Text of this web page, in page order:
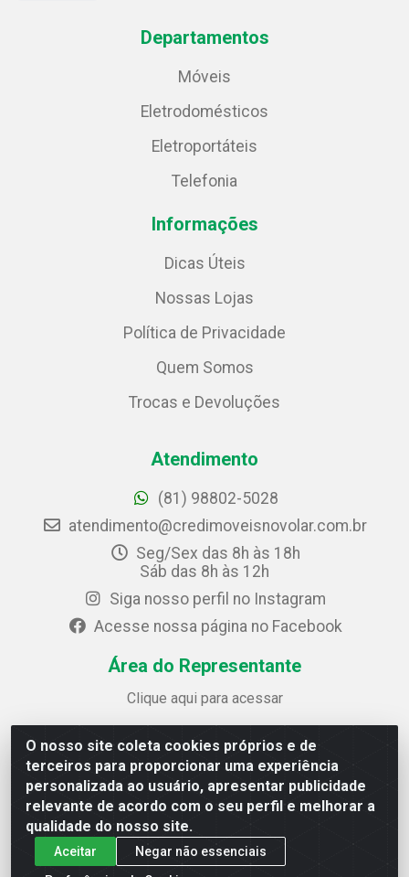
O nosso site coleta cookies próprios e de
terceiros para proporcionar uma experiência
personalizada ao usuário, apresentar publicidade
relevante de acordo com o seu perfil e melhorar a
qualidade do nosso site.
Aceitar
Negar não essenciais
Departamentos
Móveis
Eletrodomésticos
Eletroportáteis
Telefonia
Informações
Dicas Úteis
Nossas Lojas
Política de Privacidade
Quem Somos
Trocas e Devoluções
Atendimento
(81) 98802-5028
atendimento@credimoveisnovolar.com.br
Seg/Sex das 8h às 18h
Sáb das 8h às 12h
Siga nosso perfil no Instagram
Acesse nossa página no Facebook
Área do Representante
Clique aqui para acessar
Credimóveis Novolar Ltda
Rua José Alves Bezerra, 430 - Prazeres - Jaboatão dos
Guararapes / PE - CEP 54.325-610
CNPJ: 09.930.165/0013-70